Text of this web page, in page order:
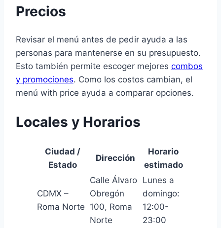
Precios
Revisar el menú antes de pedir ayuda a las
personas para mantenerse en su presupuesto.
Esto también permite escoger mejores combos
y promociones. Como los costos cambian, el
menú with price ayuda a comparar opciones.
Locales y Horarios
Ciudad /
Estado
Dirección
Horario
estimado
CDMX –
Roma Norte
Calle Álvaro
Obregón
100, Roma
Norte
Lunes a
domingo:
12:00-
23:00